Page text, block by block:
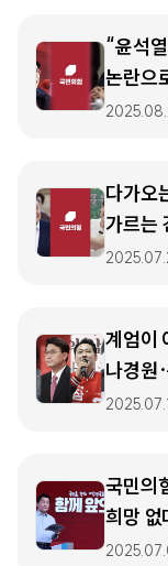
“윤석
논란으
현재 상
다가오
가르는
계엄이
나경원
국민의
희망 없